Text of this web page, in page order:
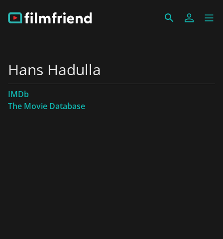
Hans Hadulla
IMDb
The Movie Database